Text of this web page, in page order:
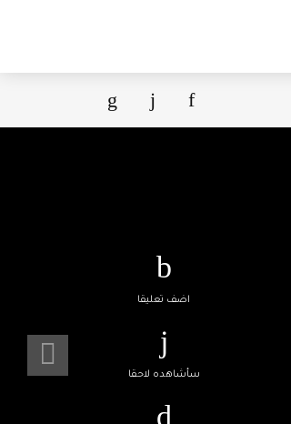
اضف تعليقا
سأشاهده لاحقا